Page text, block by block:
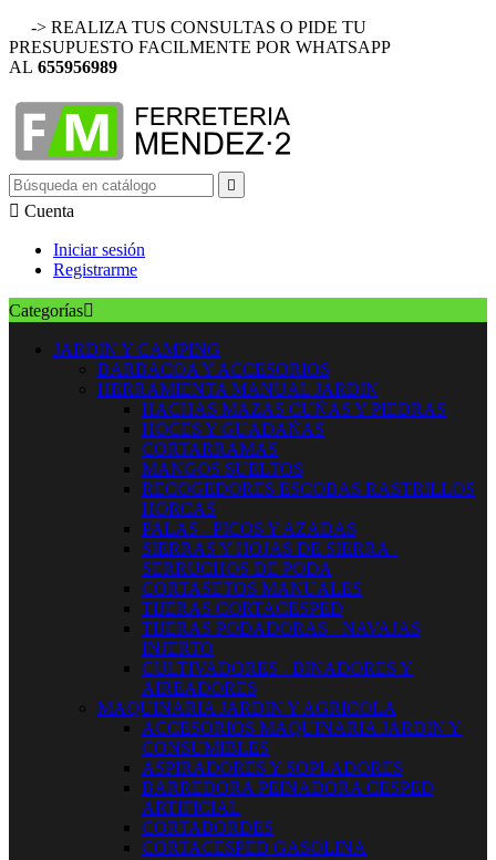
-> REALIZA TUS CONSULTAS O PIDE TU
PRESUPUESTO FACILMENTE POR WHATSAPP
AL 655956989

 Cuenta
Iniciar sesión
Registrarme
Categorías
JARDIN Y CAMPING
BARBACOA Y ACCESORIOS
HERRAMIENTA MANUAL JARDIN
HACHAS MAZAS CUÑAS Y PIEDRAS
HOCES Y GUADAÑAS
CORTARRAMAS
MANGOS SUELTOS
RECOGEDORES ESCOBAS RASTRILLOS
HORCAS
PALAS - PICOS Y AZADAS
SIERRAS Y HOJAS DE SIERRA -
SERRUCHOS DE PODA
CORTASETOS MANUALES
TIJERAS CORTACESPED
TIJERAS PODADORAS - NAVAJAS
INJERTO
CULTIVADORES - BINADORES Y
AIREADORES
MAQUINARIA JARDIN Y AGRICOLA
ACCESORIOS MAQUINARIA JARDIN Y
CONSUMIBLES
ASPIRADORES Y SOPLADORES
BARREDORA PEINADORA CESPED
ARTIFICIAL
CORTABORDES
CORTACESPED GASOLINA